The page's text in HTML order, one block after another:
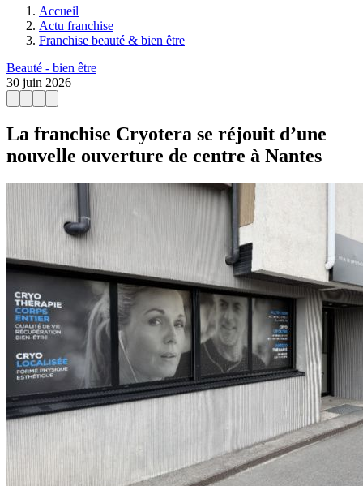
Accueil
Actu franchise
Franchise beauté & bien être
Beauté - bien être
30 juin 2026
La franchise Cryotera se réjouit d’une
nouvelle ouverture de centre à Nantes